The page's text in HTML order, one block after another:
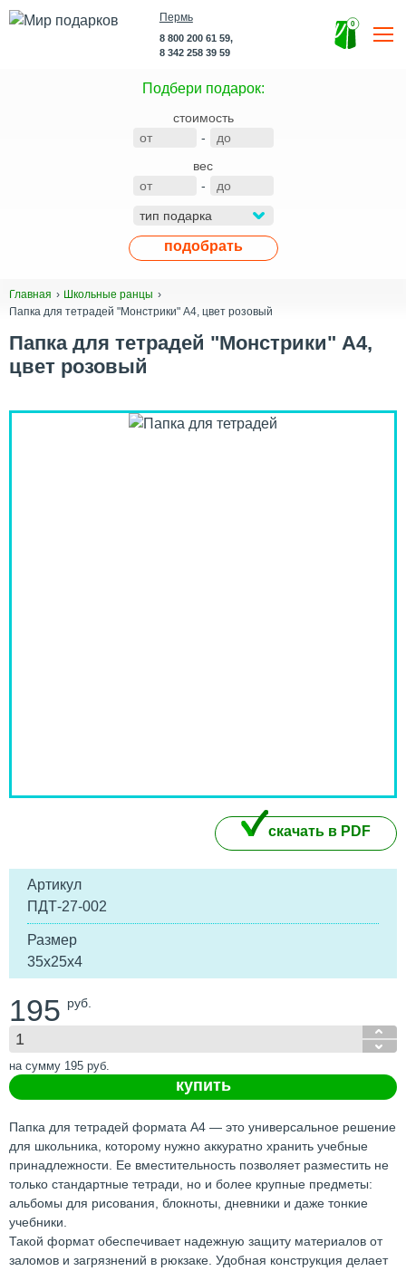
0
Пермь
8 800 200 61 59,
8 342 258 39 59
Подбери подарок:
стоимость
-
вес
-
подобрать
Главная
Школьные ранцы
Папка для тетрадей "Монстрики" А4, цвет розовый
Папка для тетрадей "Монстрики" А4,
цвет розовый
скачать в PDF
Артикул
ПДТ-27-002
Размер
35х25х4
195 руб.
на сумму 195 руб.
купить
Папка для тетрадей формата А4 — это универсальное решение
для школьника, которому нужно аккуратно хранить учебные
принадлежности. Ее вместительность позволяет разместить не
только стандартные тетради, но и более крупные предметы:
альбомы для рисования, блокноты, дневники и даже тонкие
учебники.
Такой формат обеспечивает надежную защиту материалов от
заломов и загрязнений в рюкзаке. Удобная конструкция делает